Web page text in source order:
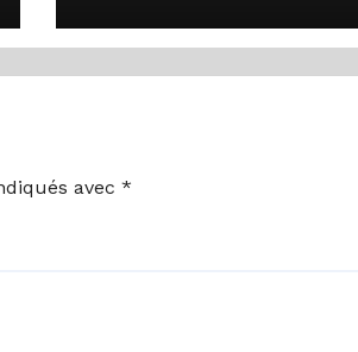
climatiques et de la
budgétisation verte
avec *